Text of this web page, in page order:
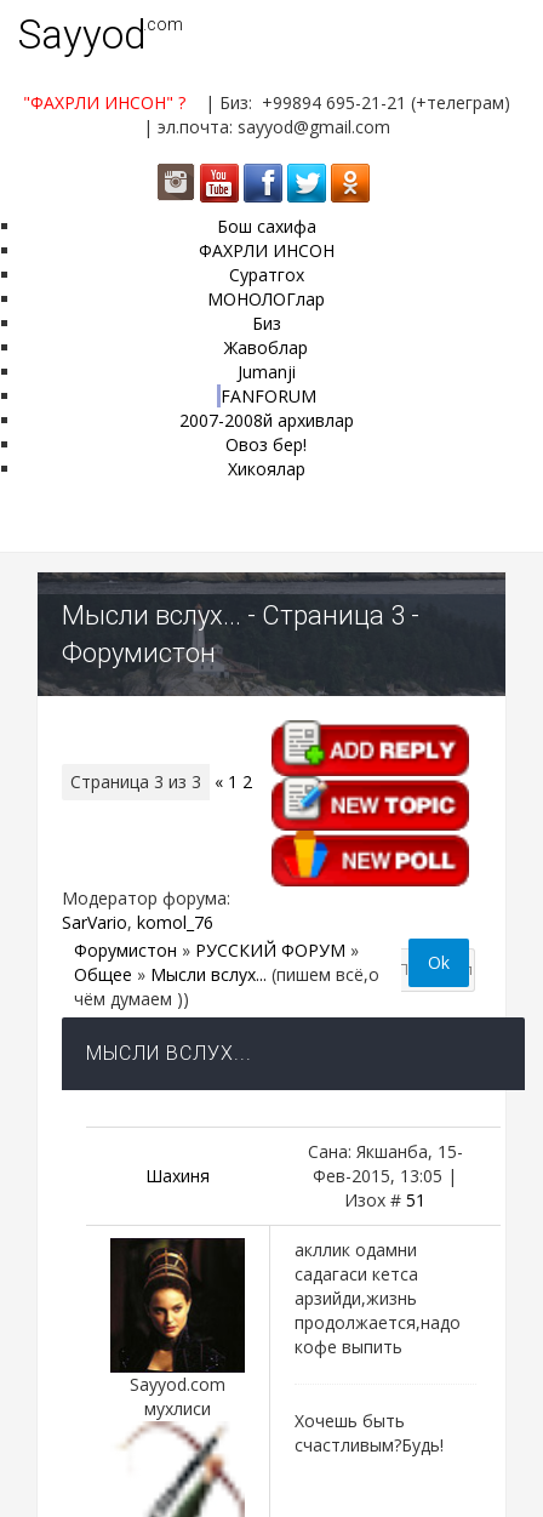
Sayyod.com
"ФАХРЛИ ИНСОН" ?
| Биз: +99894 695-21-21 (+телеграм)
| эл.почта: sayyod@gmail.com
Бош сахифа
ФАХРЛИ ИНСОН
Суратгох
МОНОЛОГлар
Биз
Жавоблар
Jumanji
FANFORUM
2007-2008й архивлар
Овоз бер!
Хикоялар
Мысли вслух... - Страница 3 -
Форумистон
Страница 3 из 3 « 1 2
Модератор форума:
SarVario, komol_76
Форумистон » РУССКИЙ ФОРУМ »
Общее » Мысли вслух... (пишем всё,о
чём думаем ))
МЫСЛИ ВСЛУХ...
Шахиня
Сана: Якшанба, 15-
Фев-2015, 13:05 |
Изох # 51
Sayyod.com
мухлиси
акллик одамни
садагаси кетса
арзийди,жизнь
продолжается,надо
кофе выпить
Хочешь быть
счастливым?Будь!